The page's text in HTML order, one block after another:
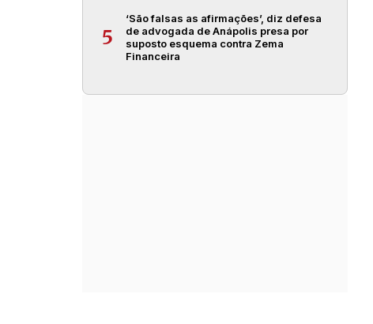
5
‘São falsas as afirmações’, diz defesa
de advogada de Anápolis presa por
suposto esquema contra Zema
Financeira